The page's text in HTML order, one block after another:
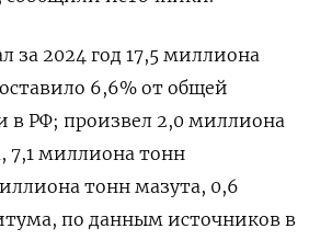
за 2024 год 17,5 миллиона
6,6% от общей
в РФ; произвел 2,0 миллиона
7,1 миллиона тонн
тонн мазута, 0,6
по данным источников в